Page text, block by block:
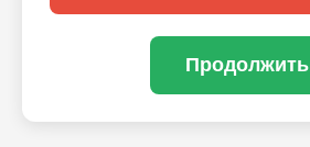
Продолжить